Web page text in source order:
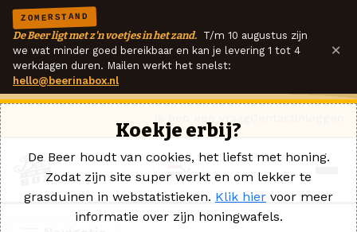
ZOMERSTAND
De Beer ligt met z'n voetjes in het zand. T/m 10 augustus zijn
we wat minder goed bereikbaar en kan je levering 1 tot 4
werkdagen duren. Mailen werkt het snelst:
hello@beerinabox.nl
×
Koekje erbij?
De Beer houdt van cookies, het liefst met honing.
Zodat zijn site super werkt en om lekker te
grasduinen in webstatistieken. Klik hier voor meer
informatie over zijn honingwafels.